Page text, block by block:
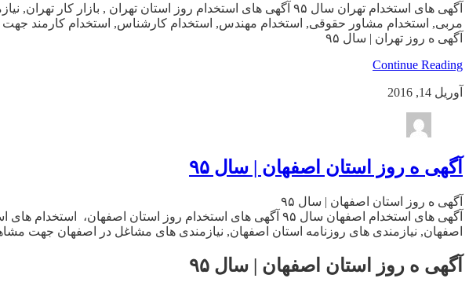
آگهی های استخدام تهران سال ۹۵ آگهی های استخدام روز استان
مربی, استخدام مشاور حقوقی, استخدام مهندس, استخدام کارشناس, استخدام کارمند جهت
آگهی ه روز تهران | سال ۹۵
Continue Reading
آوریل 14, 2016
آگهی ه روز استان اصفهان | سال ۹۵
آگهی ه روز استان اصفهان | سال ۹۵
آگهی های استخدام اصفهان سال ۹۵ آگهی های استخدام روز استان
اصفهان, نیازمندی های روزنامه استان اصفهان, نیازمندی های مشاغل در اصفهان جهت
آگهی ه روز استان اصفهان | سال ۹۵